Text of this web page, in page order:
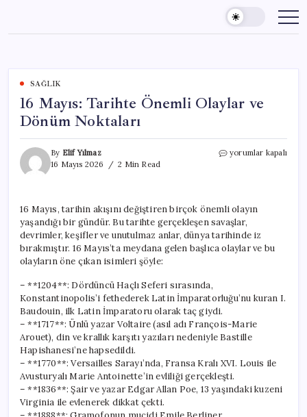
content
SAĞLIK
16 Mayıs: Tarihte Önemli Olaylar ve
Dönüm Noktaları
By Elif Yılmaz
16 Mayıs 2026
2 Min Read
16
ve
Dönüm
Noktaları
için
yorumlar kapalı
16 Mayıs, tarihin akışını değiştiren birçok önemli olayın
yaşandığı bir gündür. Bu tarihte gerçekleşen savaşlar,
devrimler, keşifler ve unutulmaz anlar, dünya tarihinde iz
bırakmıştır. 16 Mayıs’ta meydana gelen başlıca olaylar ve bu
olayların öne çıkan isimleri şöyle:
– **1204**: Dördüncü Haçlı Seferi sırasında,
Konstantinopolis’i fethederek Latin İmparatorluğu’nu kuran I.
Baudouin, ilk Latin İmparatoru olarak taç giydi.
– **1717**: Ünlü yazar Voltaire (asıl adı François-Marie
Arouet), din ve krallık karşıtı yazıları nedeniyle Bastille
Hapishanesi’ne hapsedildi.
– **1770**: Versailles Sarayı’nda, Fransa Kralı XVI. Louis ile
Avusturyalı Marie Antoinette’in evliliği gerçekleşti.
– **1836**: Şair ve yazar Edgar Allan Poe, 13 yaşındaki kuzeni
Virginia ile evlenerek dikkat çekti.